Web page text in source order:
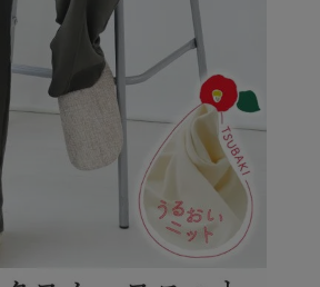
ニット/ストレッチ 起毛/フランネル
年齢別におすすめパジ
ルームウェア
カタログギフト
作務衣 胸がすけない
お買い物ガイド 安心の日本製